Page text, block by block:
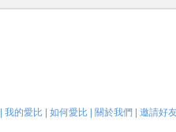
我的愛比| 如何愛比| 關於我們 邀請好